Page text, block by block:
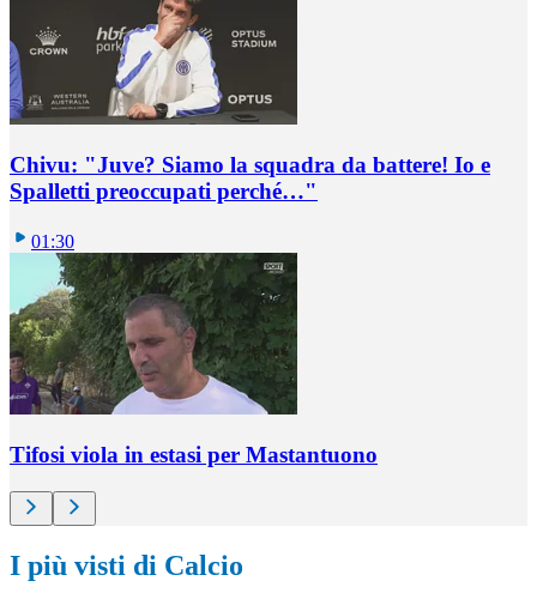
Chivu: "Juve? Siamo la squadra da battere! Io e
Spalletti preoccupati perché…"
01:30
Tifosi viola in estasi per Mastantuono
I più visti di Calcio